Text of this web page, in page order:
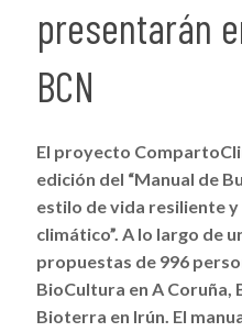
presentarán
BCN
El proyecto
edición del “Manual de
estilo de vida resiliente
climático”. A lo largo de
propuestas de 996
BioCultura en A Coruña,
Bioterra en Irún. El